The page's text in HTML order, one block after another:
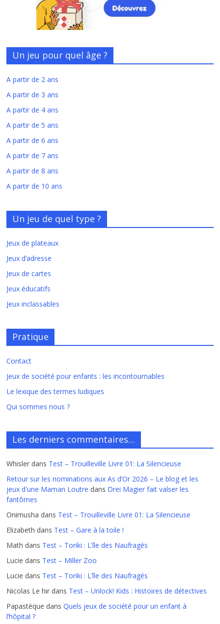
Un jeu pour quel âge ?
A partir de 2 ans
A partir de 3 ans
A partir de 4 ans
A partir de 5 ans
A partir de 6 ans
A partir de 7 ans
A partir de 8 ans
A partir de 10 ans
Un jeu de quel type ?
Jeux de plateaux
Jeux d’adresse
Jeux de cartes
Jeux éducatifs
Jeux inclassables
Pratique
Contact
Jeux de société pour enfants : les incontournables
Le lexique des termes ludiques
Qui sommes nous ?
Les derniers commentaires…
Whisler dans Test – Trouilleville Livre 01: La Silencieuse
Retour sur les nominations aux As d’Or 2026 – Le blog et les
jeux d'une Maman Loutre dans Drei Magier fait valser les
fantômes
Onimusha dans Test – Trouilleville Livre 01: La Silencieuse
Elizabeth dans Test – Gare à la toile !
Math dans Test – Toriki : L’île des Naufragés
Lucie dans Test – Miller Zoo
Lucie dans Test – Toriki : L’île des Naufragés
Nicolas Le hir dans Test – Unlock! Kids : Histoires de détectives
Papastèque dansQuels jeux de société pour un enfant à
l’hôpital ?